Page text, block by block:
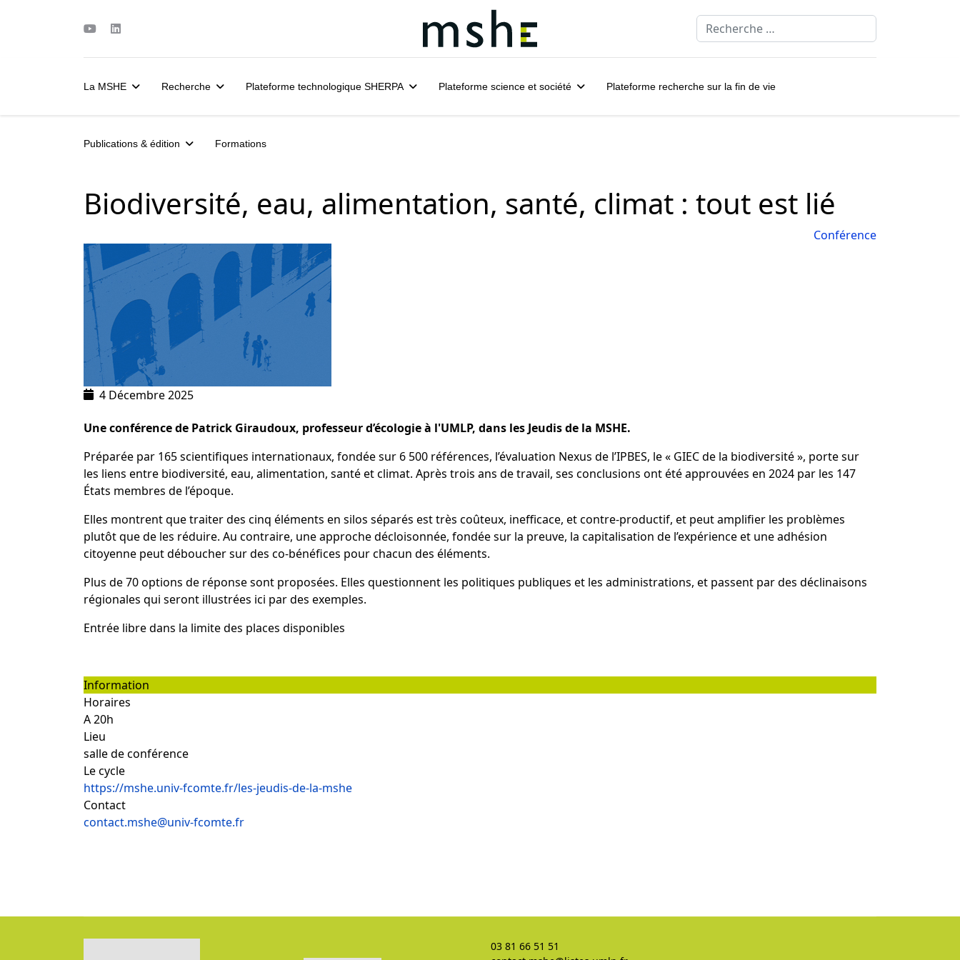
Rechercher
La MSHE Recherche Plateforme technologique SHERPA Plateforme science et société Plateforme recherche sur la fin de vie
Publications & édition Formations
Biodiversité, eau, alimentation, santé, climat : tout est lié
Conférence
4 Décembre 2025
Une conférence de Patrick Giraudoux, professeur d’écologie à l'UMLP, dans les Jeudis de la MSHE.
Préparée par 165 scientifiques internationaux, fondée sur 6 500 références, l’évaluation Nexus de l’IPBES, le « GIEC de la biodiversité», porte sur
les liens entre biodiversité, eau, alimentation, santé et climat. Après trois ans de travail, ses conclusions ont été approuvées en 2024 par les 147
États membres de l’époque.
Elles montrent que traiter des cinq éléments en silos séparés est très coûteux, inefficace, et contre-productif, et peut amplifier les problèmes
plutôt que de les réduire. Au contraire, une approche décloisonnée, fondée sur la preuve, la capitalisation de l’expérience et une adhésion
citoyenne peut déboucher sur des co-bénéfices pour chacun des éléments.
Plus de 70 options de réponse sont proposées. Elles questionnent les politiques publiques et les administrations, et passent par des déclinaisons
régionales qui seront illustrées ici par des exemples.
Entrée libre dans la limite des places disponibles
Information
Horaires
A 20h
Lieu
salle de conférence
Le cycle
https://mshe.univ-fcomte.fr/les-jeudis-de-la-mshe
Contact
contact.mshe@univ-fcomte.fr
03 81 66 51 51